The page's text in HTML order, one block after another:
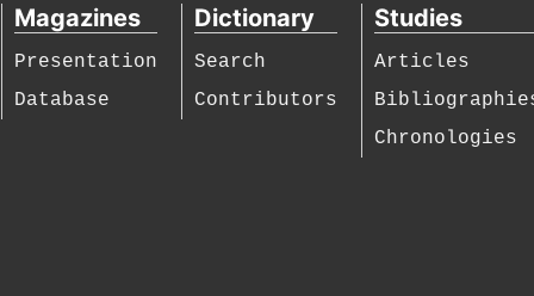
Magazines
Presentation
Database
Dictionary
Search
Contributors
Studies
Articles
Chronologies